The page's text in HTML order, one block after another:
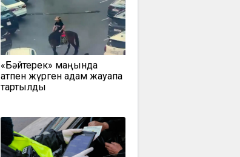
«Бәйтерек» маңында
атпен жүрген адам жауапқа
тартылды